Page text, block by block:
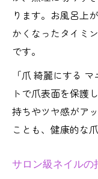
セルフネ
手元を若々
法
ハンド
割
水仕事や
ります。お風呂上
かくなったタイミ
です。
「爪 綺麗にする
トで爪表面を保護
持ちやツヤ感がア
ことも、健康的な
サロン級ネイルの